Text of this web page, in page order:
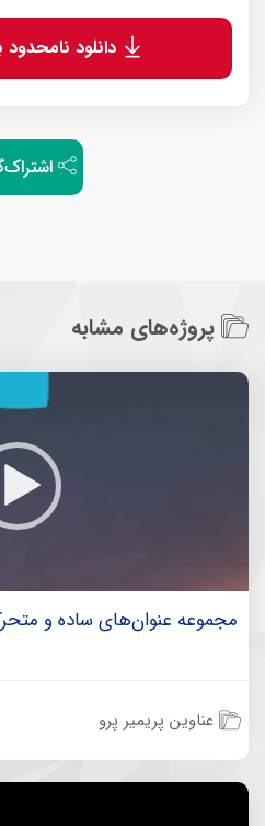
دانلود
پروژه‌های مشابه
مجموعه عنوان‌های ساده و
عناوین پریمیر پرو